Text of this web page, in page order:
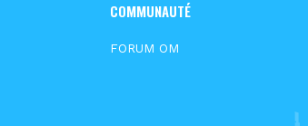
COMMUNAUTÉ
FORUM OM